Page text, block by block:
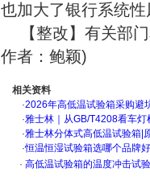
也加大了银行系统性
【整改】有关部
作者：鲍颖)
相关资料
·2026年高低温试验箱采购
·雅士林｜从GB/T4208看车
·雅士林分体式高低温试验箱|
·恒温恒湿试验箱选哪个品牌
· 高低温试验箱的温度冲击试